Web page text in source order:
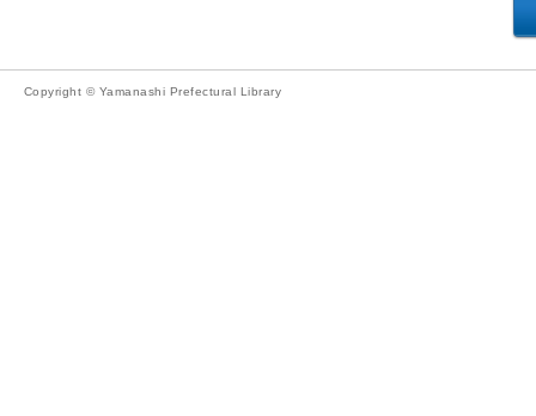
Copyright © Yamanashi Prefectural Library